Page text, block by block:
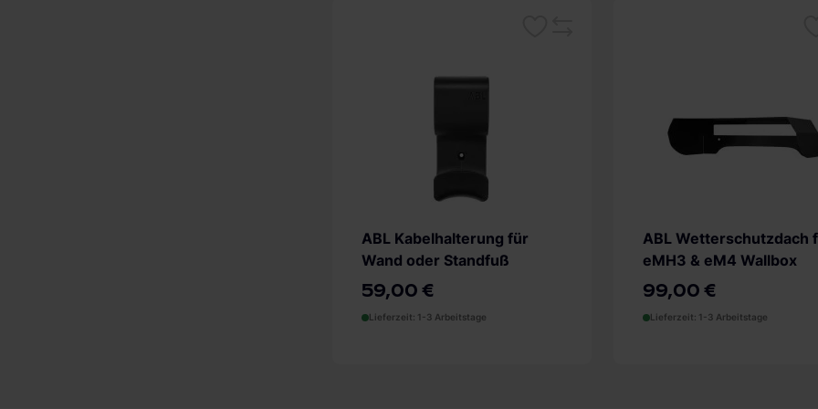
ABL Kabelhalterung für
Wand oder Standfuß
59,00 €
Lieferzeit: 1-3 Arbeitstage
ABL Wetterschutzdach
eMH3 & eM4 Wallbox
99,00 €
Lieferzeit: 1-3 Arbeitstage